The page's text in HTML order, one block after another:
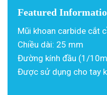
Featured
Mũi khoan carbide cắt
Chiều dài: 25 mm
Đường kính đầu (1/
Được sử dụng cho tay